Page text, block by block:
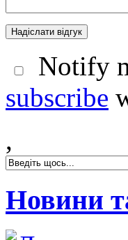
Notify
subscribe
,
Новини